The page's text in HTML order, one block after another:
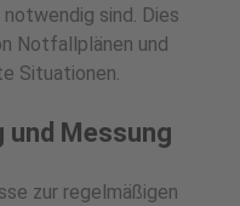
sind. Dies
Notfallplänen und
Situationen.
und Messung
zur regelmäßigen